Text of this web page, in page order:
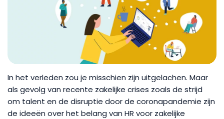
In het verleden zou je misschien zijn uitgelachen. Maar
als gevolg van recente zakelijke crises zoals de strijd
om talent en de disruptie door de coronapandemie zijn
de ideeën over het belang van HR voor zakelijke